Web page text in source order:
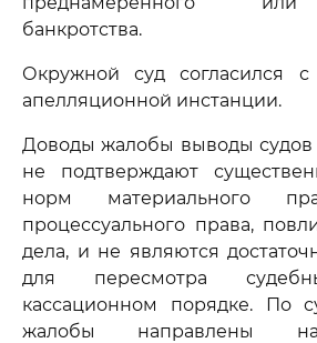
банкротства.
Окружной суд согласился
апелляционной инстанции.
Доводы жалобы выводы судов
не подтверждают
норм материального
процессуального права,
дела, и не являются
для пересмотра
кассационном порядке. По
жалобы направлены